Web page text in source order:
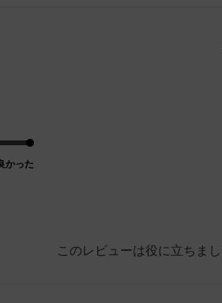
かった
このレビューは役に立ちま